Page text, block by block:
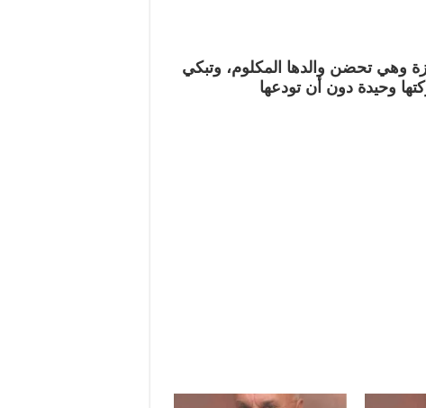
وهي تحضن والدها المكلوم، وتبكي
وحيدة دون أن تودعها